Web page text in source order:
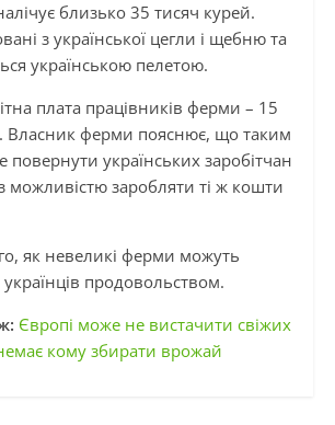
близько 35 тисяч курей.
з української цегли і щебню та
українською пелетою.
плата працівників ферми – 15
Власник ферми пояснює, що таким
повернути українських заробітчан
можливістю заробляти ті ж кошти
як невеликі ферми можуть
продовольством.
Європі може не вистачити свіжих
кому збирати врожай